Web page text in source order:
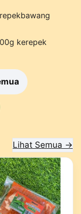
kerepek
Lihat Semua →